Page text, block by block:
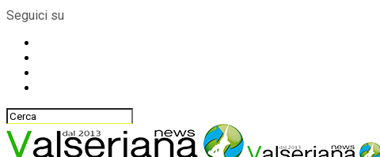
Seguici su